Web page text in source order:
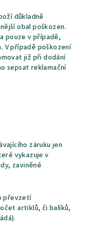
důkladně
obal poškozen.
pouze v případě,
V případě poškození
již při dodání
sepsat reklamační
záruku jen
vykazuje v
zaviněné
převzetí
artiklů, či balíků,